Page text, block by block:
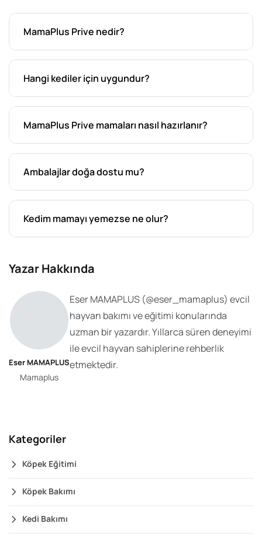
MamaPlus Prive nedir?
Hangi kediler için uygundur?
MamaPlus Prive mamaları nasıl hazırlanır?
Ambalajlar doğa dostu mu?
Kedim mamayı yemezse ne olur?
Yazar Hakkında
Eser MAMAPLUS
Mamaplus
Eser MAMAPLUS (@eser_mamaplus) evcil
hayvan bakımı ve eğitimi konularında
uzman bir yazardır. Yıllarca süren deneyimi
ile evcil hayvan sahiplerine rehberlik
etmektedir.
Kategoriler
Köpek Eğitimi
Köpek Bakımı
Kedi Bakımı